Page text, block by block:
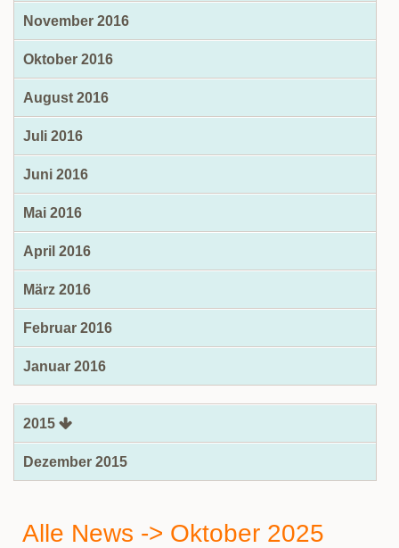
November 2016
Oktober 2016
August 2016
Juli 2016
Juni 2016
Mai 2016
April 2016
März 2016
Februar 2016
Januar 2016
2015
Dezember 2015
Alle News -> Oktober 2025